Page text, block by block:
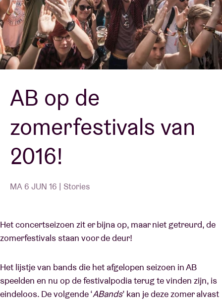
AB ❤ you
Zaalhuur
BRDCST
ABtv
Concertcheque
Over AB
AB op de
zomerfestivals van
2016!
MA 6 JUN 16 | Stories
Het concertseizoen zit er bijna op, maar niet getreurd, de
zomerfestivals staan voor de deur!
Het lijstje van bands die het afgelopen seizoen in AB
speelden en nu op de festivalpodia terug te vinden zijn, is
eindeloos. De volgende ‘ABands’ kan je deze zomer alvast